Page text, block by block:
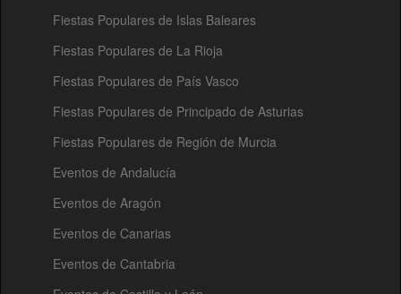
Fiestas Populares de Islas Baleares
Fiestas Populares de La Rioja
Fiestas Populares de País Vasco
Fiestas Populares de Principado de Asturias
Fiestas Populares de Región de Murcia
Eventos de Andalucía
Eventos de Aragón
Eventos de Canarias
Eventos de Cantabria